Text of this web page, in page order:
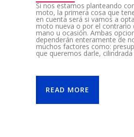
Si nos estamos planteando
moto, la primera cosa que
en cuenta será si vamos a
moto nueva o por el contrario
mano u ocasión. Ambas
dependerán enteramente de
muchos factores como:
que queremos darle,
READ MORE